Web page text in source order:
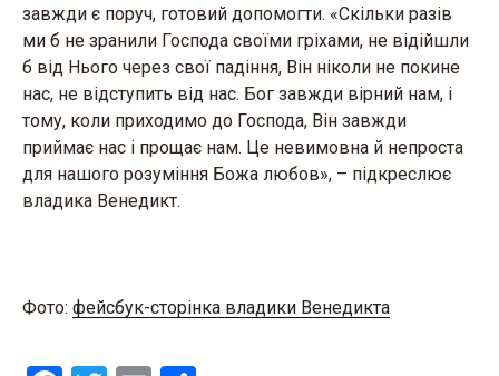
завжди є поруч, готовий допомогти. «Скільки разів
ми б не зранили Господа своїми гріхами, не відійшли
б від Нього через свої падіння, Він ніколи не покине
нас, не відступить від нас. Бог завжди вірний нам, і
тому, коли приходимо до Господа, Він завжди
приймає нас і прощає нам. Це невимовна й непроста
для нашого розуміння Божа любов», – підкреслює
владика Венедикт.
Фото: фейсбук-сторінка владики Венедикта